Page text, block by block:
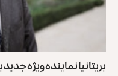
بریتانیا نماینده ویژه